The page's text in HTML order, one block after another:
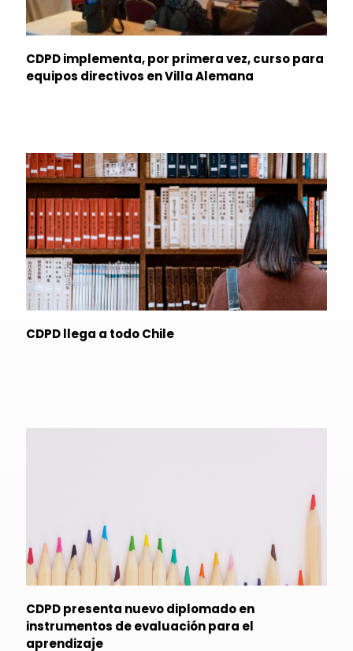
CDPD implementa, por primera vez, curso para
equipos directivos en Villa Alemana
CDPD llega a todo Chile
CDPD presenta nuevo diplomado en
instrumentos de evaluación para el
aprendizaje